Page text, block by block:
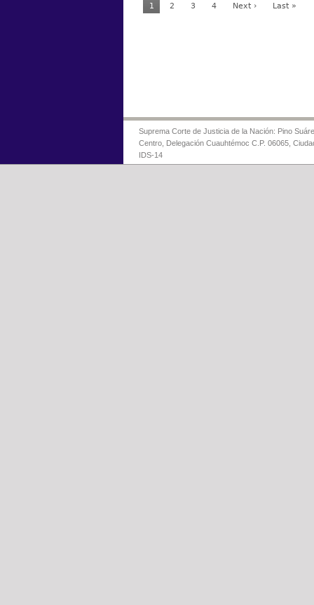
1 2 3 4 Next › Last »
Suprema Corte de Justicia de la Nación: Pino
Centro, Delegación Cuauhtémoc C.P. 06065,
IDS-14